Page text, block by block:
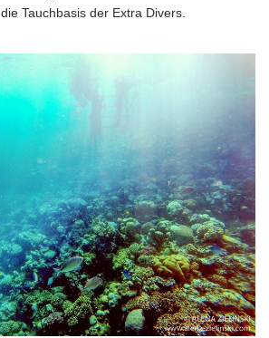
Tauchbasis der Extra Divers.